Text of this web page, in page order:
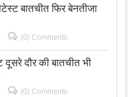
बातचीत फिर बेनतीजा
(0) Comments
दूसरे दौर की बातचीत भी
(0) Comments